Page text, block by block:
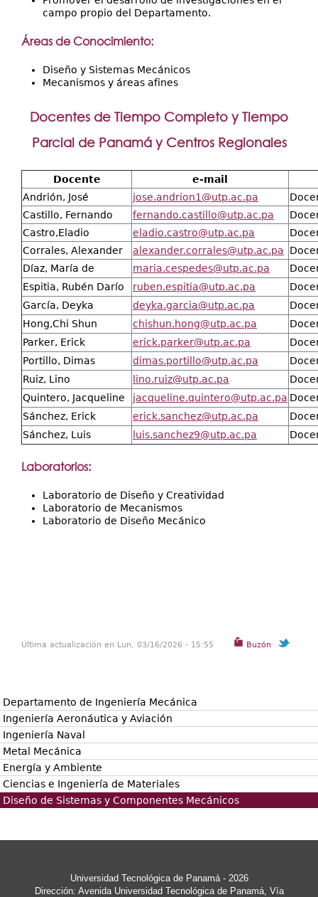
campo propio del Departamento.
Áreas de Conocimiento:
Diseño y Sistemas Mecánicos
Mecanismos y áreas afines
Docentes de Tiempo Completo y Tiempo
Parcial de Panamá y Centros Regionales
Docente
e-mail
Andrión, José
jose.andrion1@utp.ac.pa
Castillo, Fernando
fernando.castillo@utp.ac.pa
Castro,Eladio
eladio.castro@utp.ac.pa
Corrales, Alexander
alexander.corrales@utp.ac.pa
Díaz, María de
maria.cespedes@utp.ac.pa
Espitia, Rubén Darío
ruben.espitia@utp.ac.pa
García, Deyka
deyka.garcia@utp.ac.pa
Hong,Chi Shun
chishun.hong@utp.ac.pa
Parker, Erick
erick.parker@utp.ac.pa
Portillo, Dimas
dimas.portillo@utp.ac.pa
Ruiz, Lino
lino.ruiz@utp.ac.pa
Quintero, Jacqueline
jacqueline.quintero@utp.ac.pa
Sánchez, Erick
erick.sanchez@utp.ac.pa
Sánchez, Luis
luis.sanchez9@utp.ac.pa
Laboratorios:
Laboratorio de Diseño y Creatividad
Laboratorio de Mecanismos
Laboratorio de Diseño Mecánico
Buzón
Última actualización en Lun, 03/16/2026 - 15:55
Departamento de Ingeniería Mecánica
Ingeniería Aeronáutica y Aviación
Ingeniería Naval
Metal Mecánica
Energía y Ambiente
Ciencias e Ingeniería de Materiales
Diseño de Sistemas y Componentes Mecánicos
Universidad Tecnológica de Panamá - 2026
Dirección: Avenida Universidad Tecnológica de Panamá, Vía